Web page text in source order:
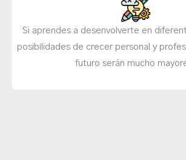
Si aprendes a desenvolverte en
posibilidades de crecer personal y
futuro serán mucho